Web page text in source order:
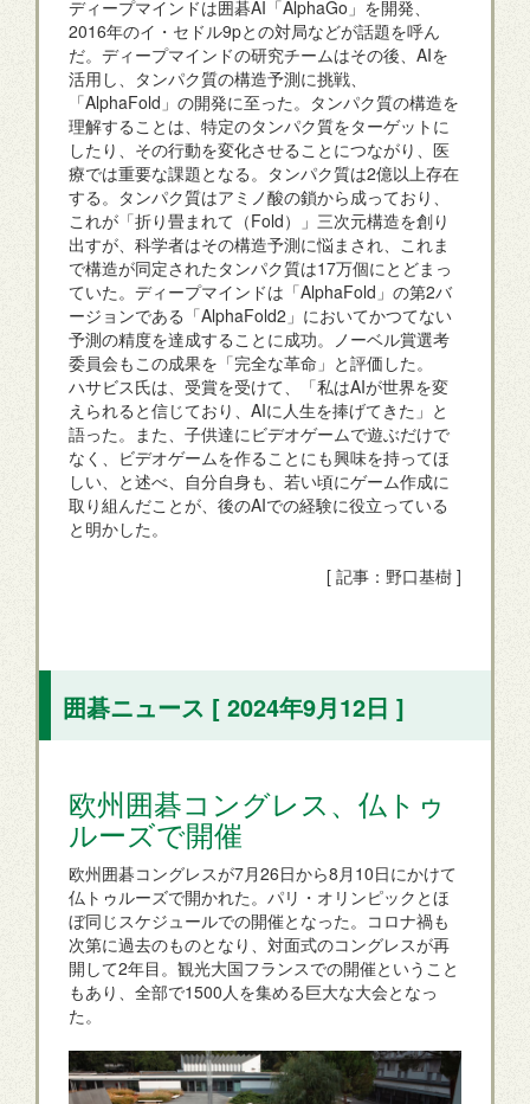
ディープマインドは囲碁AI「AlphaGo」を開発、
2016年のイ・セドル9pとの対局などが話題を呼ん
だ。ディープマインドの研究チームはその後、AIを
活用し、タンパク質の構造予測に挑戦、
「AlphaFold」の開発に至った。タンパク質の構造を
理解することは、特定のタンパク質をターゲットに
したり、その行動を変化させることにつながり、医
療では重要な課題となる。タンパク質は2億以上存在
する。タンパク質はアミノ酸の鎖から成っており、
これが「折り畳まれて（Fold）」三次元構造を創り
出すが、科学者はその構造予測に悩まされ、これま
で構造が同定されたタンパク質は17万個にとどまっ
ていた。ディープマインドは「AlphaFold」の第2バ
ージョンである「AlphaFold2」においてかつてない
予測の精度を達成することに成功。ノーベル賞選考
委員会もこの成果を「完全な革命」と評価した。
ハサビス氏は、受賞を受けて、「私はAIが世界を変
えられると信じており、AIに人生を捧げてきた」と
語った。また、子供達にビデオゲームで遊ぶだけで
なく、ビデオゲームを作ることにも興味を持ってほ
しい、と述べ、自分自身も、若い頃にゲーム作成に
取り組んだことが、後のAIでの経験に役立っている
と明かした。
[ 記事：野口基樹 ]
囲碁ニュース [ 2024年9月12日 ]
欧州囲碁コングレス、仏トゥ
ルーズで開催
欧州囲碁コングレスが7月26日から8月10日にかけて
仏トゥルーズで開かれた。パリ・オリンピックとほ
ぼ同じスケジュールでの開催となった。コロナ禍も
次第に過去のものとなり、対面式のコングレスが再
開して2年目。観光大国フランスでの開催ということ
もあり、全部で1500人を集める巨大な大会となっ
た。